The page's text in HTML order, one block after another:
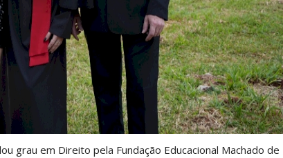
grau em Direito pela Fundação Educacional Machado de